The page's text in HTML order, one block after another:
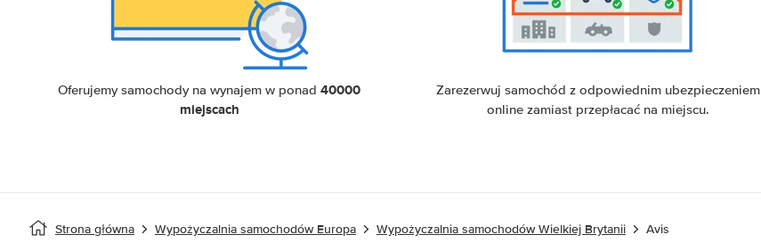
Oferujemy samochody na wynajem w ponad40000
miejscach
Zarezerwuj samochód z odpowiednim ubezpieczeniem
online zamiast przepłacać na miejscu.
Strona główna Wypożyczalnia samochodów Europa Wypożyczalnia samochodów Wielkiej Brytanii Avis